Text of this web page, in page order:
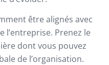
être alignés avec
l’entreprise. Prenez le
dont vous pouvez
de l’organisation.